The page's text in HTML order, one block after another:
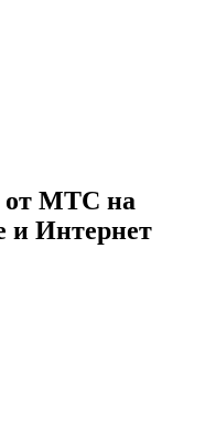
от МТС на
и Интернет